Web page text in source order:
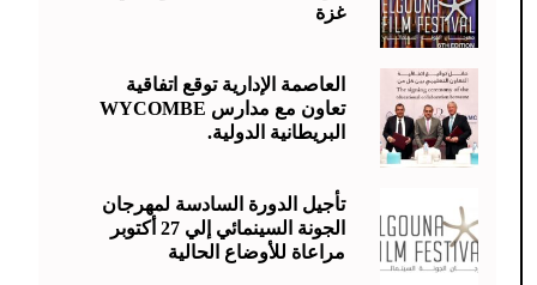
غزة
العاصمة الإدارية توقع اتفاقية
تعاون مع مدارس WYCOMBE
البريطانية الدولية.
تأجيل الدورة السادسة لمهرجان
الجونة السينمائي إلي 27 أكتوبر
مراعاة للأوضاع الحالية